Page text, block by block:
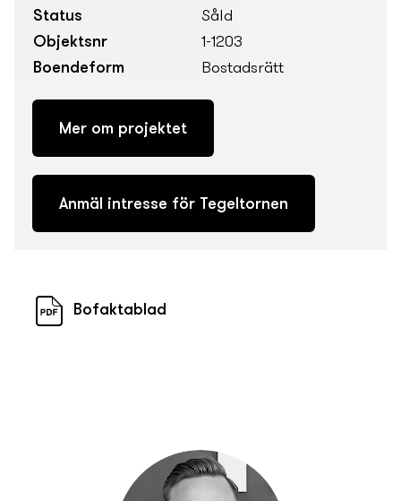
Status
Såld
Objektsnr
1-1203
Boendeform
Bostadsrätt
Mer om projektet
Anmäl intresse för Tegeltornen
Bofaktablad